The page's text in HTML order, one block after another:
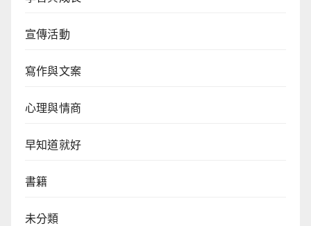
宣傳活動
寫作與文案
心理與情商
早知道就好
書籍
未分類